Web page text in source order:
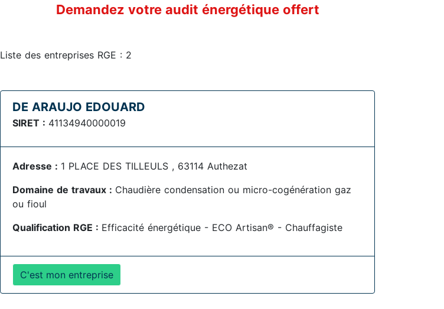
Demandez votre audit énergétique offert
Liste des entreprises RGE : 2
DE ARAUJO EDOUARD
SIRET : 41134940000019
Adresse : 1 PLACE DES TILLEULS , 63114 Authezat
Domaine de travaux : Chaudière condensation ou micro-cogénération gaz
ou fioul
Qualification RGE : Efficacité énergétique - ECO Artisan® - Chauffagiste
C'est mon entreprise